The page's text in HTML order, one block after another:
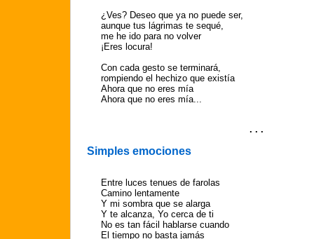
¿Ves? Deseo que ya no puede ser,
aunque tus lágrimas te sequé,
me he ido para no volver
¡Eres locura!
Con cada gesto se terminará,
rompiendo el hechizo que existía
Ahora que no eres mía
Ahora que no eres mía...
. . .
Simples emociones
Entre luces tenues de farolas
Camino lentamente
Y mi sombra que se alarga
Y te alcanza, Yo cerca de ti
No es tan fácil hablarse cuando
El tiempo no basta jamás